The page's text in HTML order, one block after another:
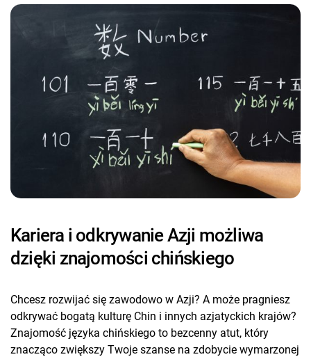
Kariera i odkrywanie Azji możliwa
dzięki znajomości chińskiego
Chcesz rozwijać się zawodowo w Azji? A może pragniesz
odkrywać bogatą kulturę Chin i innych azjatyckich krajów?
Znajomość języka chińskiego to bezcenny atut, który
znacząco zwiększy Twoje szanse na zdobycie wymarzonej